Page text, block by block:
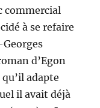
commercial
à se refaire
d’Egon
qu’il adapte
il avait déjà